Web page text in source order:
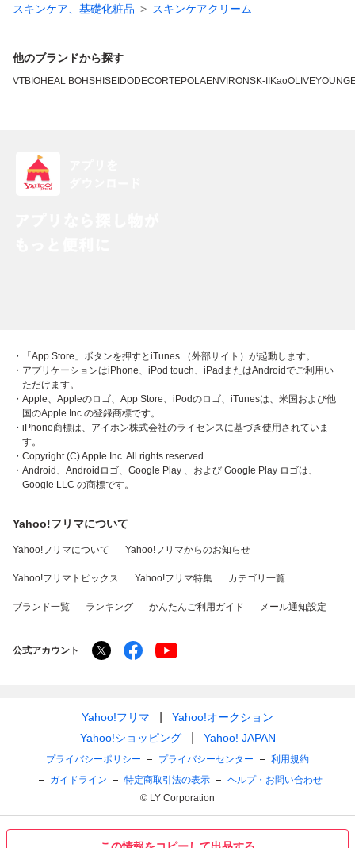
スキンケア、基礎化粧品
スキンケアクリーム
他のブランドから探す
VTBIOHEAL BOHSHISEIDODECORTEPOLAENVIRONSK-II KaoOLIVEYOUNG
・「App Store」ボタンを押すとiTunes （外部サイト）が起動します。
・アプリケーションはiPhone、iPod touch、iPadまたはAndroidでご利用い
ただけます。
・Apple、Appleのロゴ、App Store、iPodのロゴ、iTunesは、米国および他
国のApple Inc.の登録商標です。
・iPhone商標は、アイホン株式会社のライセンスに基づき使用されていま
す。
・Copyright (C) Apple Inc. All rights reserved.
・Android、Androidロゴ、Google Play 、および Google Play ロゴは、
Google LLC の商標です。
Yahoo!フリマについて
Yahoo!フリマについて Yahoo!フリマからのお知らせ
Yahoo!フリマトピックス Yahoo!フリマ特集 カテゴリ一覧
ブランド一覧 ランキング かんたんご利用ガイド メール通知設定
公式アカウント
Yahoo!フリマ
Yahoo!オークション
Yahoo!ショッピング
Yahoo! JAPAN
プライバシーポリシー プライバシーセンター
利用規約
ガイドライン
特定商取引法の表示
ヘルプ・お問い合わせ
© LY Corporation